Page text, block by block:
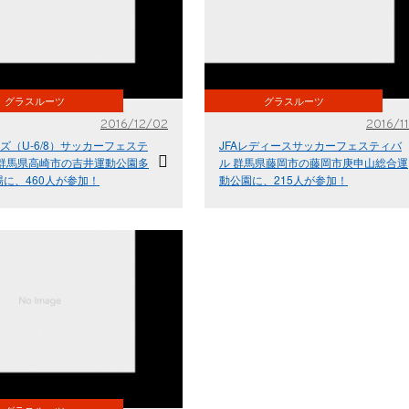
グラスルーツ
2016/12/02
（U-6/8）サッカーフェステ
馬県高崎市の吉井運動公園多
、460人が参加！
グラスルーツ
2016/
JFAレディースサッカーフェスティバ
ル 群馬県藤岡市の藤岡市庚申山総合運
動公園に、215人が参加！